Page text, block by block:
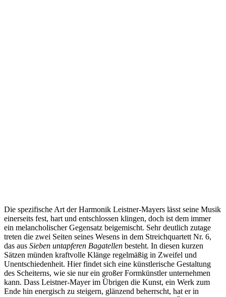
Die spezifische Art der Harmonik Leistner-Mayers lässt seine Musik
einerseits fest, hart und entschlossen klingen, doch ist dem immer
ein melancholischer Gegensatz beigemischt. Sehr deutlich zutage
treten die zwei Seiten seines Wesens in dem Streichquartett Nr. 6,
das aus Sieben untapferen Bagatellen besteht. In diesen kurzen
Sätzen münden kraftvolle Klänge regelmäßig in Zweifel und
Unentschiedenheit. Hier findet sich eine künstlerische Gestaltung
des Scheiterns, wie sie nur ein großer Formkünstler unternehmen
kann. Dass Leistner-Mayer im Übrigen die Kunst, ein Werk zum
Ende hin energisch zu steigern, glänzend beherrscht, hat er in